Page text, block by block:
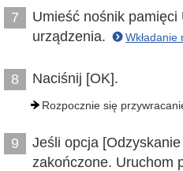
7
Umieść nośnik pamięci
urządzenia.
Wkładanie
8 Naciśnij [OK].
Rozpocznie się
9
Jeśli opcja
zakończone. Uruchom